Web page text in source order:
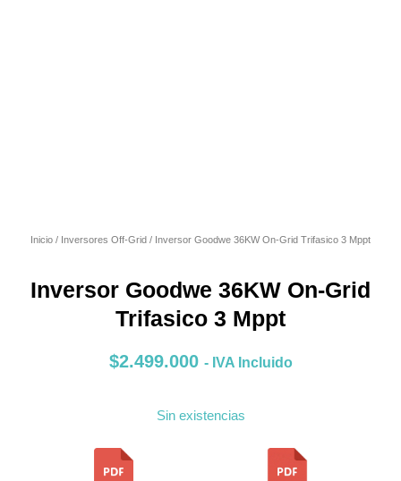
Inicio / Inversores Off-Grid / Inversor Goodwe 36KW On-Grid Trifasico 3 Mppt
Inversor Goodwe 36KW On-Grid
Trifasico 3 Mppt
$2.499.000 - IVA Incluido
Sin existencias